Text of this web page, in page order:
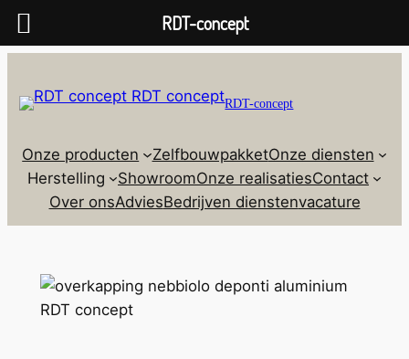
RDT-concept
Onze producten ZelfbouwpakketOnze diensten
Herstelling
ShowroomOnze realisatiesContact
Over onsAdviesBedrijven dienstenvacature
RDT-concept